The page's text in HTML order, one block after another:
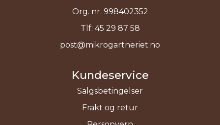
Org. nr. 998402352
Tlf: 45 29 87 58
post@mikrogartneriet.no
Kundeservice
Salgsbetingelser
Frakt og retur